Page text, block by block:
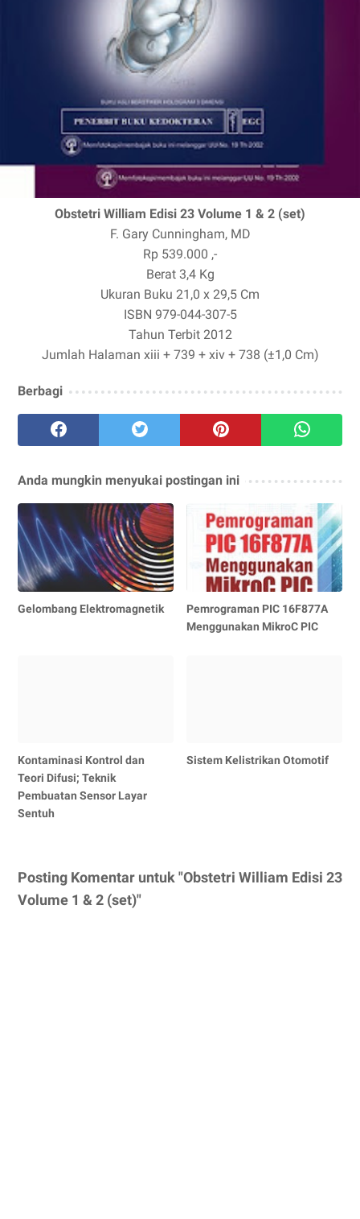
Obstetri William Edisi 23 Volume 1 & 2 (set)
F. Gary Cunningham, MD
Rp 539.000 ,-
Berat 3,4 Kg
Ukuran Buku 21,0 x 29,5 Cm
ISBN 979-044-307-5
Tahun Terbit 2012
Jumlah Halaman xiii + 739 + xiv + 738 (±1,0 Cm)
Berbagi
Anda mungkin menyukai postingan ini
Gelombang Elektromagnetik
Pemrograman PIC 16F877A
Menggunakan MikroC PIC
Kontaminasi Kontrol dan
Teori Difusi; Teknik
Pembuatan Sensor Layar
Sentuh
Sistem Kelistrikan Otomotif
Posting Komentar untuk "Obstetri William Edisi 23
Volume 1 & 2 (set)"